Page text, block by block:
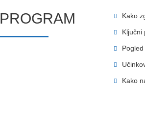
PROGRAM Kako
Ključni
Kako